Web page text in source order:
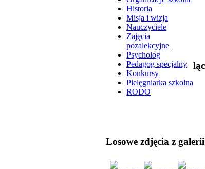
Historia
Misja i wizja
Nauczyciele
Zajęcia
pozalekcyjne
Psycholog
Pedagog specjalny
Konkursy
Pielęgniarka szkolna
RODO
Losowe zdjęcia z galerii